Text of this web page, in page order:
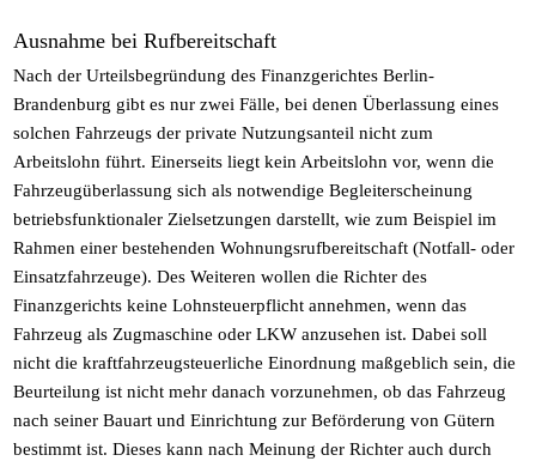
Ausnahme bei Rufbereitschaft
Nach der Urteilsbegründung des Finanzgerichtes Berlin-
Brandenburg gibt es nur zwei Fälle, bei denen Überlassung eines
solchen Fahrzeugs der private Nutzungsanteil nicht zum
Arbeitslohn führt. Einerseits liegt kein Arbeitslohn vor, wenn die
Fahrzeugüberlassung sich als notwendige Begleiterscheinung
betriebsfunktionaler Zielsetzungen darstellt, wie zum Beispiel im
Rahmen einer bestehenden Wohnungsrufbereitschaft (Notfall- oder
Einsatzfahrzeuge). Des Weiteren wollen die Richter des
Finanzgerichts keine Lohnsteuerpflicht annehmen, wenn das
Fahrzeug als Zugmaschine oder LKW anzusehen ist. Dabei soll
nicht die kraftfahrzeugsteuerliche Einordnung maßgeblich sein, die
Beurteilung ist nicht mehr danach vorzunehmen, ob das Fahrzeug
nach seiner Bauart und Einrichtung zur Beförderung von Gütern
bestimmt ist. Dieses kann nach Meinung der Richter auch durch